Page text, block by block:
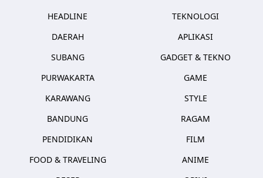
HEADLINE
DAERAH
SUBANG
PURWAKARTA
KARAWANG
BANDUNG
PENDIDIKAN
FOOD & TRAVELING
TEKNOLOGI
APLIKASI
GADGET & TEKNO
GAME
STYLE
RAGAM
FILM
ANIME